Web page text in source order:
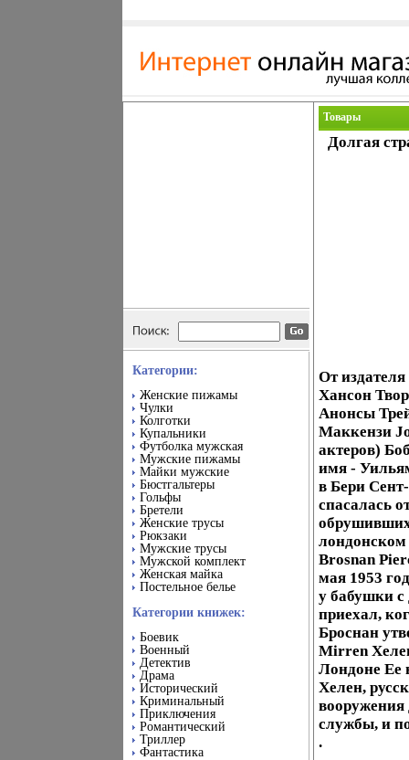
Категории:
Женские пижамы
Чулки
Колготки
Купальники
Футболка мужская
Мужские пижамы
Майки мужские
Бюстгальтеры
Гольфы
Бретели
Женские трусы
Рюкзаки
Мужские трусы
Мужской комплект
Женская майка
Постельное белье
Категории книжек:
Боевик
Военный
Детектив
Драма
Исторический
Криминальный
Приключения
Романтический
Триллер
Фантастика
Товары
Долгая
От
Хансон
Анонсы
Маккензи
актеров)
имя -
в Бери
спасалась
Brosnan
мая 1953
у бабушки
приехал,
Броснан
Mirren
Лондоне Ее
Хелен,
службы, и
.